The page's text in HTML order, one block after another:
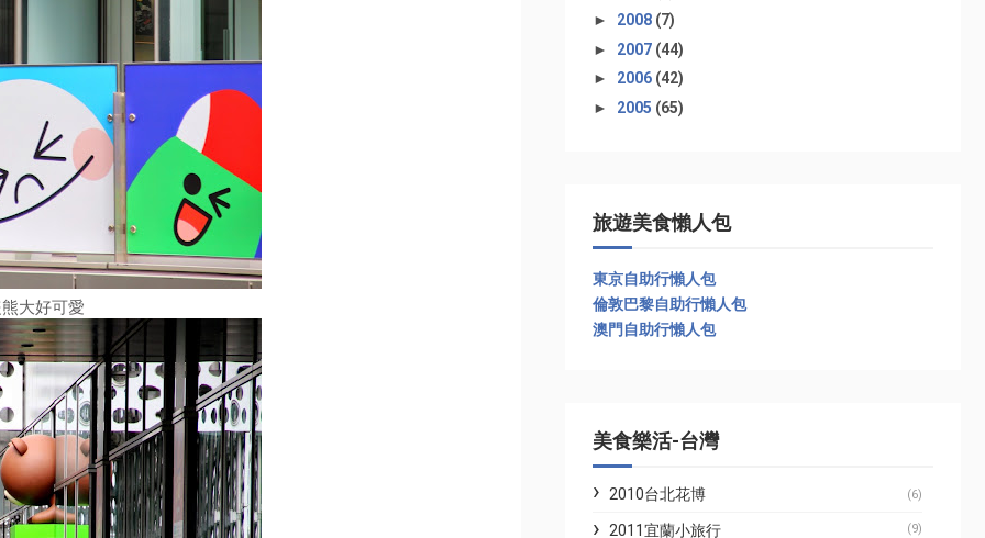
大好可愛
► 2008 (7)
► 2007 (44)
► 2006 (42)
► 2005 (65)
旅遊美食懶人包
東京自助行懶人包
倫敦巴黎自助行懶人包
澳門自助行懶人包
美食樂活-台灣
2010台北花博 (6)
2011宜蘭小旅行 (9)